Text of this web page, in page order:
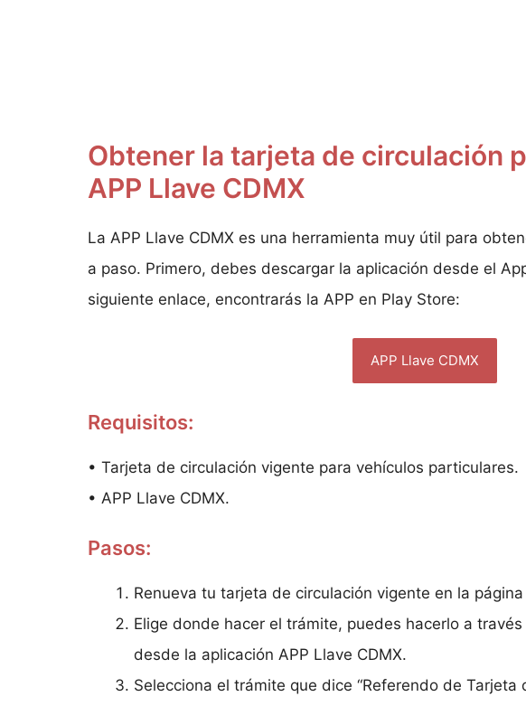
Obtener la tarjeta de circulación
APP Llave CDMX
La APP Llave CDMX es una herramienta muy útil para
a paso. Primero, debes descargar la aplicación desde el
siguiente enlace, encontrarás la APP en Play Store:
APP Llave CDMX
Requisitos:
• Tarjeta de circulación vigente para vehículos particulares.
• APP Llave CDMX.
Pasos:
Renueva tu tarjeta de circulación vigente en la
Elige donde hacer el trámite, puedes hacerlo a
desde la aplicación APP Llave CDMX.
Selecciona el trámite que dice “Referendo de Tarjeta